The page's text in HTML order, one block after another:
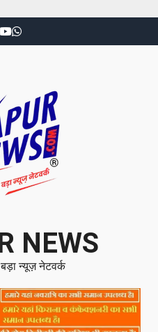
NEWS
न्यूज़ नेटवर्क